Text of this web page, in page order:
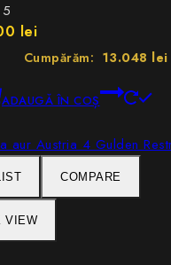
lei
Cumpărăm: 13.048 lei
ADAUGĂ ÎN COȘ
COMPARE
VIEW